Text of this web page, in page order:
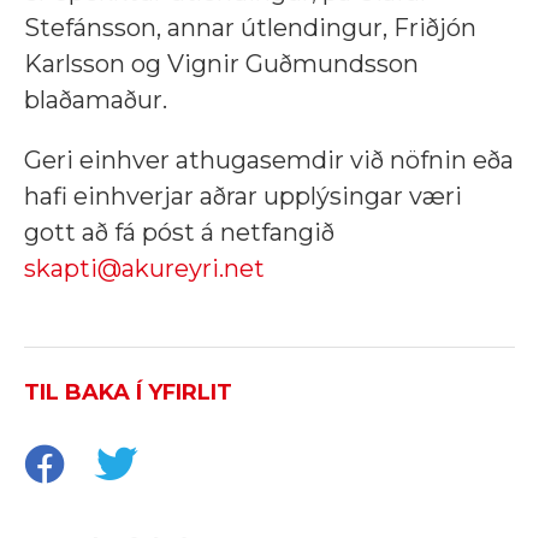
Stefánsson, annar útlendingur, Friðjón
Karlsson og Vignir Guðmundsson
blaðamaður.
Geri einhver athugasemdir við nöfnin eða
hafi einhverjar aðrar upplýsingar væri
gott að fá póst á netfangið
skapti@akureyri.net
TIL BAKA Í YFIRLIT